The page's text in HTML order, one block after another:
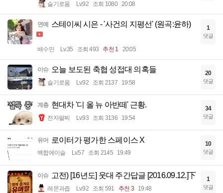
슬기로움 Lv.92 조회 1080 20:08
연예 스테이씨 시은 - '사건의 지평선' (원곡:윤하)
배수민 Lv.35 조회 493 추천 1 20:05
1
댓글
이슈 오늘 보도된 축협 성접대 의혹들
슬기로움 Lv.92 조회 2137 19:58
20
댓글
계층 현대차 '디 올 뉴 아반떼' 근황.
전자팔찌 Lv.93 조회 3136 19:54
34
댓글
유머 로이터가 평가한 스페이스 X
백합에이슬 Lv.57 조회 2145 19:49
10
댓글
이슈 고전) [16년도] 웃대 주간답글 [2016.09.12.]下
레몬과즙 Lv.92 조회 591 추천 3 19:48
1
댓글